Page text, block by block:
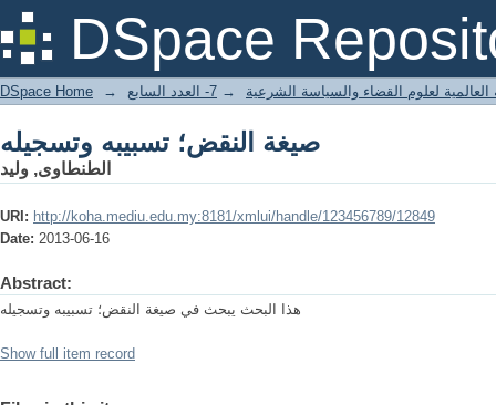
DSpace
صيغة النقض؛ تسبيبه وتسجيله
DSpace Home → العالمية لعلوم القضاء والسياسة الشرعية → 7- العدد السابع
صيغة النقض؛ تسبيبه وتسجيله
الطنطاوى, وليد
URI: http://koha.mediu.edu.my:8181/xmlui/handle/123456789/12849
Date: 2013-06-16
Abstract:
هذا البحث يبحث في صيغة النقض؛ تسبيبه وتسجيله
Show full item record